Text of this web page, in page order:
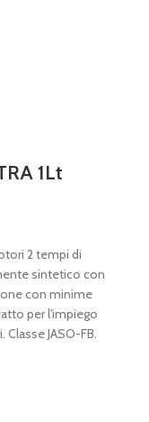
1Lt
2 tempi di
sintetico con
con minime
per l'impiego
JASO-FB.